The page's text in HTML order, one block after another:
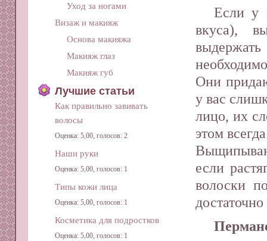
Если у
вкуса),
Они
у вас
лицо, их
этом
если
волоски
Уход за ногами
Визаж и макияж
Основа макияжа
Макияж глаз
Макияж губ
Лучшие статьи
Как правильно завивать
волосы
Оценка: 5,00, голосов: 2
Наши руки
Оценка: 5,00, голосов: 1
Типы кожи лица
Оценка: 5,00, голосов: 1
Косметика для подростков
Оценка: 5,00, голосов: 1